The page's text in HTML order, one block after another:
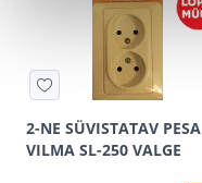
2-NE SÜVISTATAV PESA
VILMA SL-250 VALGE